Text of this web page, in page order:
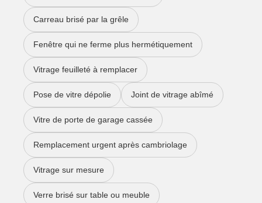
Carreau brisé par la grêle
Fenêtre qui ne ferme plus hermétiquement
Vitrage feuilleté à remplacer
Pose de vitre dépolie Joint de vitrage abîmé
Vitre de porte de garage cassée
Remplacement urgent après cambriolage
Vitrage sur mesure
Verre brisé sur table ou meuble